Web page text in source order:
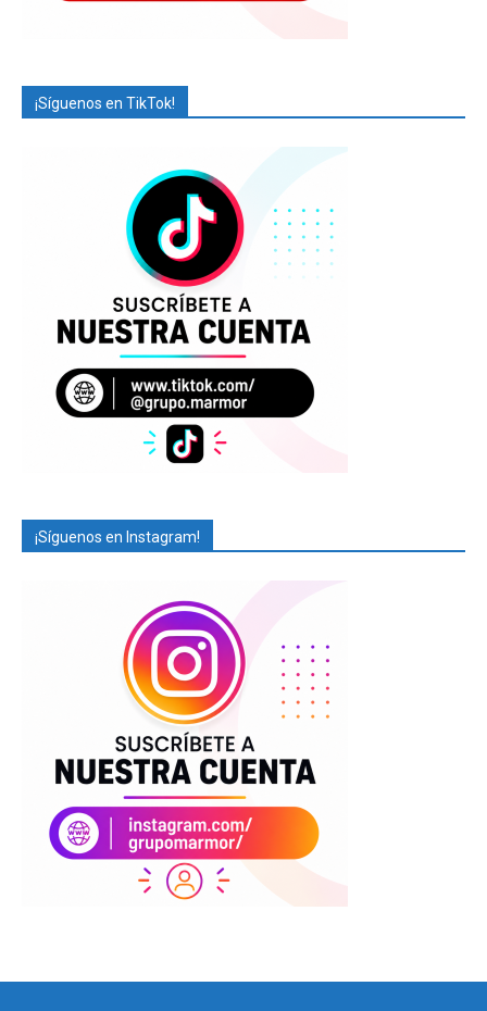
¡Síguenos en TikTok!
¡Síguenos en Instagram!